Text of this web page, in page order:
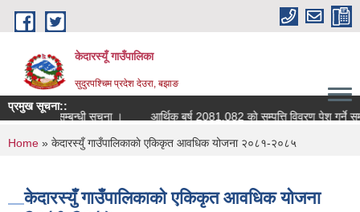
Skip to main content
केदारस्यूँ गाउँपालिका
सुदुरपश्चिम प्रदेश देउरा, बझाङ
प्रमुख सूचना::
सूचिकृत सम्बन्धी सूचना ।
आर्थिक बर्ष 2081.082 काे सम्पत्ति विवरण पेश गर्ने
You are here
Home » केदारस्युँ गाउँपालिकाकाे एकिकृत आवधिक योजना २०८१-२०८५
केदारस्युँ गाउँपालिकाकाे एकिकृत आवधिक योजना